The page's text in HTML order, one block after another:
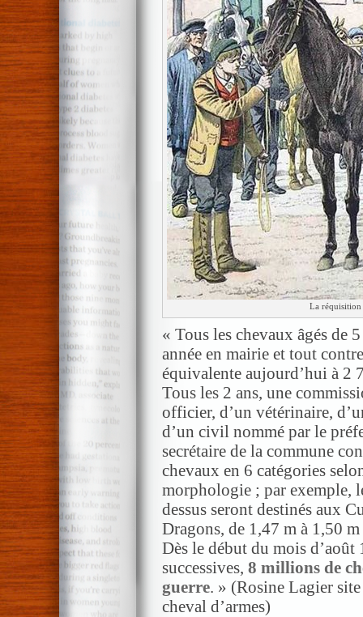
La réquisition
« Tous les chevaux âgés de
année en mairie et tout
équivalente aujourd’hui à 2
Tous les 2 ans, une
officier, d’un vétérinaire,
d’un civil nommé par le
secrétaire de la commune
chevaux en 6 catégories
morphologie ; par exemple,
dessus seront destinés aux
Dragons, de 1,47 m à 1,50
Dès le début du mois
successives, 8 millions de
guerre. » (Rosine Lagier
cheval d’armes)